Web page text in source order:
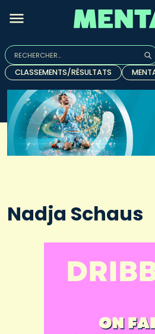
Rechercher :
Quand les résultats de l'auto-
CLASSEMENTS/RÉSULTATS
Nadja Schaus